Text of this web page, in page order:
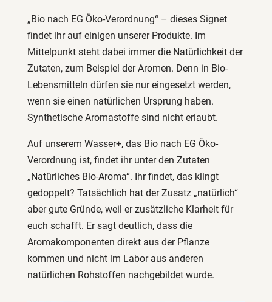
„Bio nach EG Öko-Verordnung“ – dieses Signet
findet ihr auf einigen unserer Produkte. Im
Mittelpunkt steht dabei immer die Natürlichkeit der
Zutaten, zum Beispiel der Aromen. Denn in Bio-
Lebensmitteln dürfen sie nur eingesetzt werden,
wenn sie einen natürlichen Ursprung haben.
Synthetische Aromastoffe sind nicht erlaubt.
Auf unserem Wasser+, das Bio nach EG Öko-
Verordnung ist, findet ihr unter den Zutaten
„Natürliches Bio-Aroma“. Ihr findet, das klingt
gedoppelt? Tatsächlich hat der Zusatz „natürlich“
aber gute Gründe, weil er zusätzliche Klarheit für
euch schafft. Er sagt deutlich, dass die
Aromakomponenten direkt aus der Pflanze
kommen und nicht im Labor aus anderen
natürlichen Rohstoffen nachgebildet wurde.